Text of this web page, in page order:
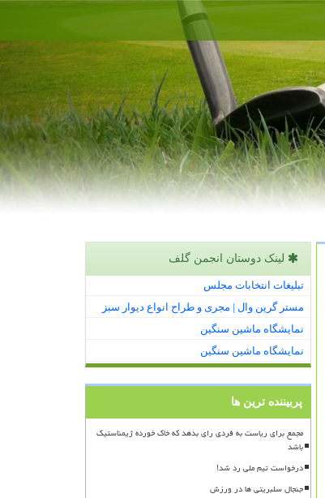
لینک دوستان انجمن گلف
تبلیغات انتخابات مجلس
مستر گرین وال | مجری و طراح انواع دیوار سبز
نمایشگاه ماشین سنگین
نمایشگاه ماشین سنگین
پربیننده ترین ها
مجمع برای ریاست به فردی رای بدهد که خاک خورده ژیمناستیک
باشد
درخواست تیم ملی رد شد!
جنجال سلبریتی ها در ورزش